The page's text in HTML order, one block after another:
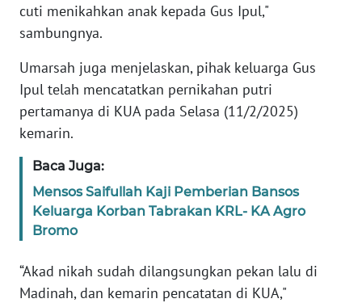
cuti menikahkan anak kepada Gus Ipul,"
sambungnya.
Umarsah juga menjelaskan, pihak keluarga Gus
Ipul telah mencatatkan pernikahan putri
pertamanya di KUA pada Selasa (11/2/2025)
kemarin.
Baca Juga:
Mensos Saifullah Kaji Pemberian Bansos
Keluarga Korban Tabrakan KRL- KA Agro
Bromo
“Akad nikah sudah dilangsungkan pekan lalu di
Madinah, dan kemarin pencatatan di KUA,"
Wahana
News
WN
SUMUT
JAKARTA
WN
JABAR
WN
BANTEN